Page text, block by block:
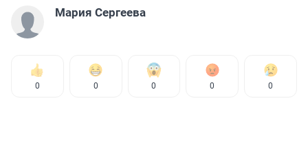
Мария Сергеева
0 0 0 0 0